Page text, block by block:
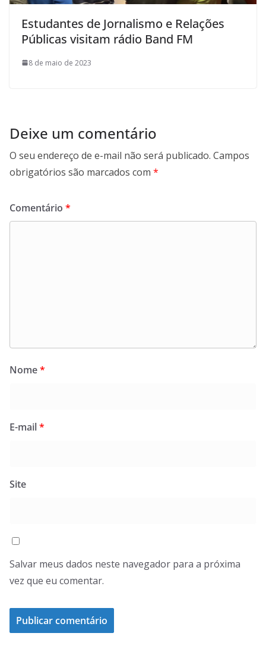
Estudantes de Jornalismo e Relações
Públicas visitam rádio Band FM
8 de maio de 2023
Deixe um comentário
O seu endereço de e-mail não será publicado. Campos
obrigatórios são marcados com *
Comentário *
Nome*
E-mail*
Site
Salvar meus dados neste navegador para a próxima
vez que eu comentar.